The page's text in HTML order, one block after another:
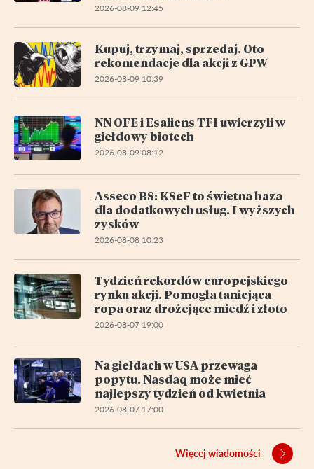
2026-08-09 12:45
Kupuj, trzymaj, sprzedaj. Oto
rekomendacje dla akcji z GPW
2026-08-09 10:39
NN OFE i Esaliens TFI uwierzyli w
giełdowy biotech
2026-08-09 08:12
Asseco BS: KSeF to świetna baza
dla dodatkowych usług. I wyższych
zysków
2026-08-08 10:23
Tydzień rekordów europejskiego
rynku akcji. Pomogła taniejąca
ropa oraz drożejące miedź i złoto
2026-08-07 19:00
Na giełdach w USA przewaga
popytu. Nasdaq może mieć
najlepszy tydzień od kwietnia
2026-08-07 17:00
Więcej wiadomości